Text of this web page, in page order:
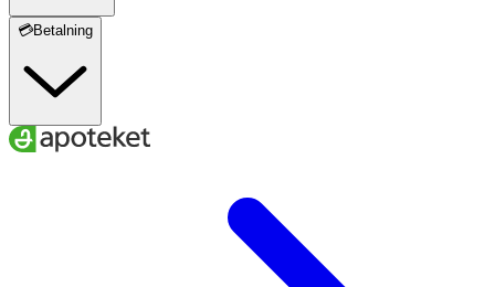
💳Betalning